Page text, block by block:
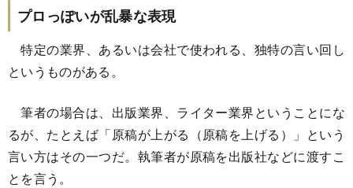
プロっぽいが乱暴な表現
特定の業界、あるいは会社で使われる、独特の言い回し
というものがある。
筆者の場合は、出版業界、ライター業界ということにな
るが、たとえば「原稿が上がる（原稿を上げる）」という
言い方はその一つだ。執筆者が原稿を出版社などに渡すこ
とを言う。